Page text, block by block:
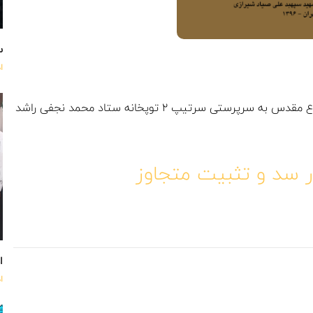
سرتیپ 2 توپخانه ستاد محمد نجفی راشد
سد و تثبیت متجاوز